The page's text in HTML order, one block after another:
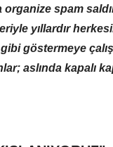
organize spam
yıllardır
gibi göstermeye
aslında kapalı